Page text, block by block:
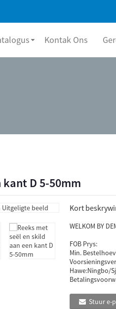
Kontak Ons
kant D 5-50mm
Kort
WELKOM BY
FOB Prys:
Min.
Hawe:Ningbo/
Stuur e-